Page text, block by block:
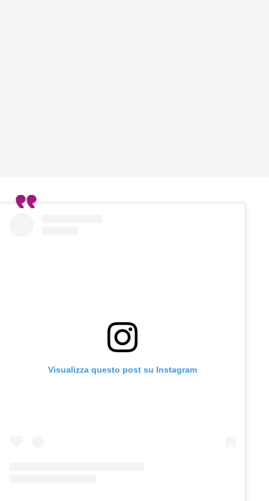
Visualizza questo post su Instagram